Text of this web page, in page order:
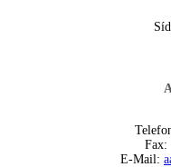
Fax:
E-Mail: